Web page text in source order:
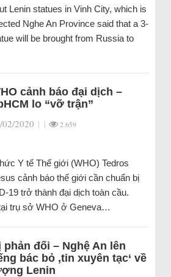
Lenin statues in Vinh City, which is
Nghe An Province said that a 3-
will be brought from Russia to
cảnh báo đại dịch –
lo “vỡ trận”
02/2020 | | 2.659
Y tế Thế giới (WHO) Tedros
cảnh báo thế giới cần chuẩn bị
19 trở thành đại dịch toàn cầu.
trụ sở WHO ở Geneva…
phản đối – Nghệ An lên
bác bỏ ‚tin xuyên tạc‘ về
Lenin